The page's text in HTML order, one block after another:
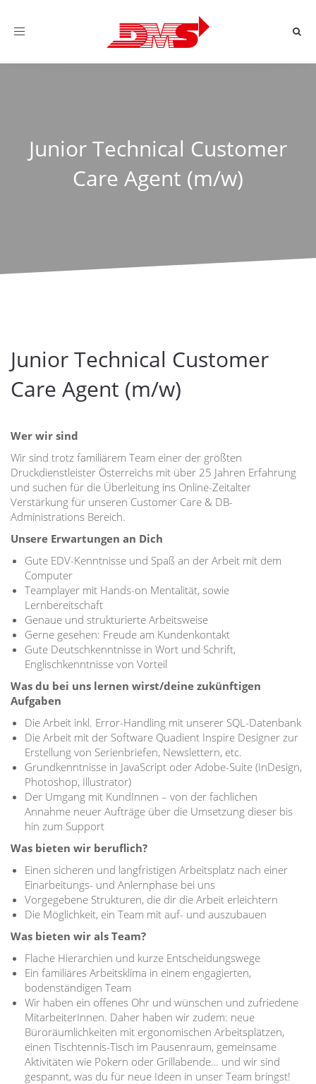
Toggle
Junior Technical Customer
Care Agent (m/w)
Junior Technical Customer
Care Agent (m/w)
Wer wir sind
Wir sind trotz familiärem Team einer der größten
Druckdienstleister Österreichs mit über 25 Jahren Erfahrung
und suchen für die Überleitung ins Online-Zeitalter
Verstärkung für unseren Customer Care & DB-
Administrations Bereich.
Unsere Erwartungen an Dich
Gute EDV-Kenntnisse und Spaß an der Arbeit mit dem
Computer
Teamplayer mit Hands-on Mentalität, sowie
Lernbereitschaft
Genaue und strukturierte Arbeitsweise
Gerne gesehen: Freude am Kundenkontakt
Gute Deutschkenntnisse in Wort und Schrift,
Englischkenntnisse von Vorteil
Was du bei uns lernen wirst/deine zukünftigen
Aufgaben
Die Arbeit inkl. Error-Handling mit unserer SQL-Datenbank
Die Arbeit mit der Software Quadient Inspire Designer zur
Erstellung von Serienbriefen, Newslettern, etc.
Grundkenntnisse in JavaScript oder Adobe-Suite (InDesign,
Photoshop, Illustrator)
Der Umgang mit KundInnen – von der fachlichen
Annahme neuer Aufträge über die Umsetzung dieser bis
hin zum Support
Was bieten wir beruflich?
Einen sicheren und langfristigen Arbeitsplatz nach einer
Einarbeitungs- und Anlernphase bei uns
Vorgegebene Strukturen, die dir die Arbeit erleichtern
Die Möglichkeit, ein Team mit auf- und auszubauen
Was bieten wir als Team?
Flache Hierarchien und kurze Entscheidungswege
Ein familiäres Arbeitsklima in einem engagierten,
bodenständigen Team
Wir haben ein offenes Ohr und wünschen und zufriedene
MitarbeiterInnen. Daher haben wir zudem: neue
Büroräumlichkeiten mit ergonomischen Arbeitsplätzen,
einen Tischtennis-Tisch im Pausenraum, gemeinsame
Aktivitäten wie Pokern oder Grillabende… und wir sind
gespannt, was du für neue Ideen in unser Team bringst!